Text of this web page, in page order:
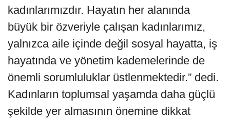
kadınlarımızdır. Hayatın her alanında
büyük bir özveriyle çalışan kadınlarımız,
yalnızca aile içinde değil sosyal hayatta, iş
hayatında ve yönetim kademelerinde de
önemli sorumluluklar üstlenmektedir.” dedi.
Kadınların toplumsal yaşamda daha güçlü
şekilde yer almasının önemine dikkat